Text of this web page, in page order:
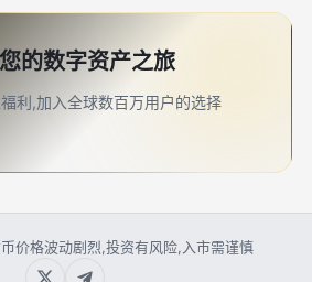
的数字资产之旅
利,加入全球数百万用户的选择
价格波动剧烈,投资有风险,入市需谨慎